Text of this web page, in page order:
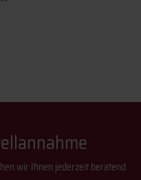
wir Ihnen jederzeit beratend